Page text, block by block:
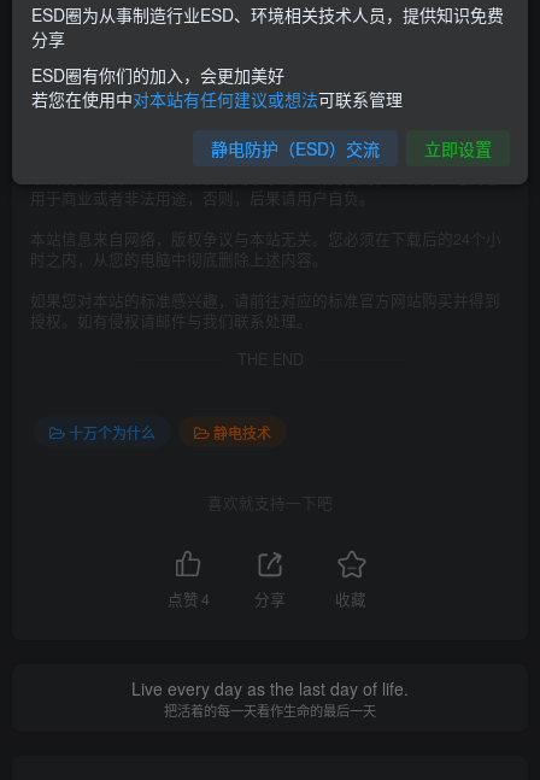
©版权声明
本文由
如有侵权，请邮件联系 admin@esd0.com 删除。
=======================================
用于商业或者非法用途，否则，后果请用户自负。
本站信息来自网络，版权争议与本站无关。您必须在下载后的24个小
时之内，从您的电脑中彻底删除上述内容。
如果您对本站的标准感兴趣，请前往对应的标准官方网站购买并得到
授权。如有侵权请邮件与我们联系处理。
THE END
十万个为什么 静电技术
喜欢就支持一下吧
点赞4 分享 收藏
Live every day as the last day of life.
把活着的每一天看作生命的最后一天
ESD圈为从事制造行业ESD、环境相关技术人员，提供知识免费
分享
ESD圈有你们的加入，会更加美好
若您在使用中对本站有任何建议或想法可联系管理
静电防护（ESD）交流 立即设置